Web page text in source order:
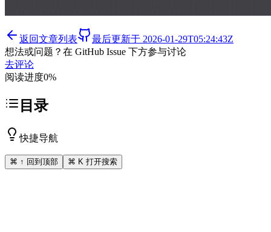
返回文章列表 最后更新于 2026-01-29T05:24:43Z
想法或问题？在 GitHub Issue 下方参与讨论
去评论
阅读进度0%
目录
快捷导航
⌘ ↑ 回到顶部 ⌘ K 打开搜索